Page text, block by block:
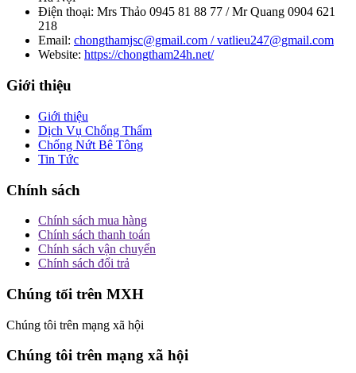
Điện thoại: Mrs Thảo 0945 81 88 77 / Mr Quang 0904 621
218
Email: chongthamjsc@gmail.com / vatlieu247@gmail.com
Website: https://chongtham24h.net/
Giới thiệu
Giới thiệu
Dịch Vụ Chống Thấm
Chống Nứt Bê Tông
Tin Tức
Chính sách
Chính sách mua hàng
Chính sách thanh toán
Chính sách vận chuyển
Chính sách đổi trả
Chúng tối trên MXH
Chúng tôi trên mạng xã hội
Chúng tôi trên mạng xã hội